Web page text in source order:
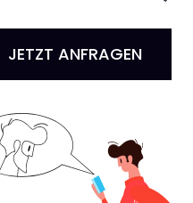
JETZT ANFRAGEN